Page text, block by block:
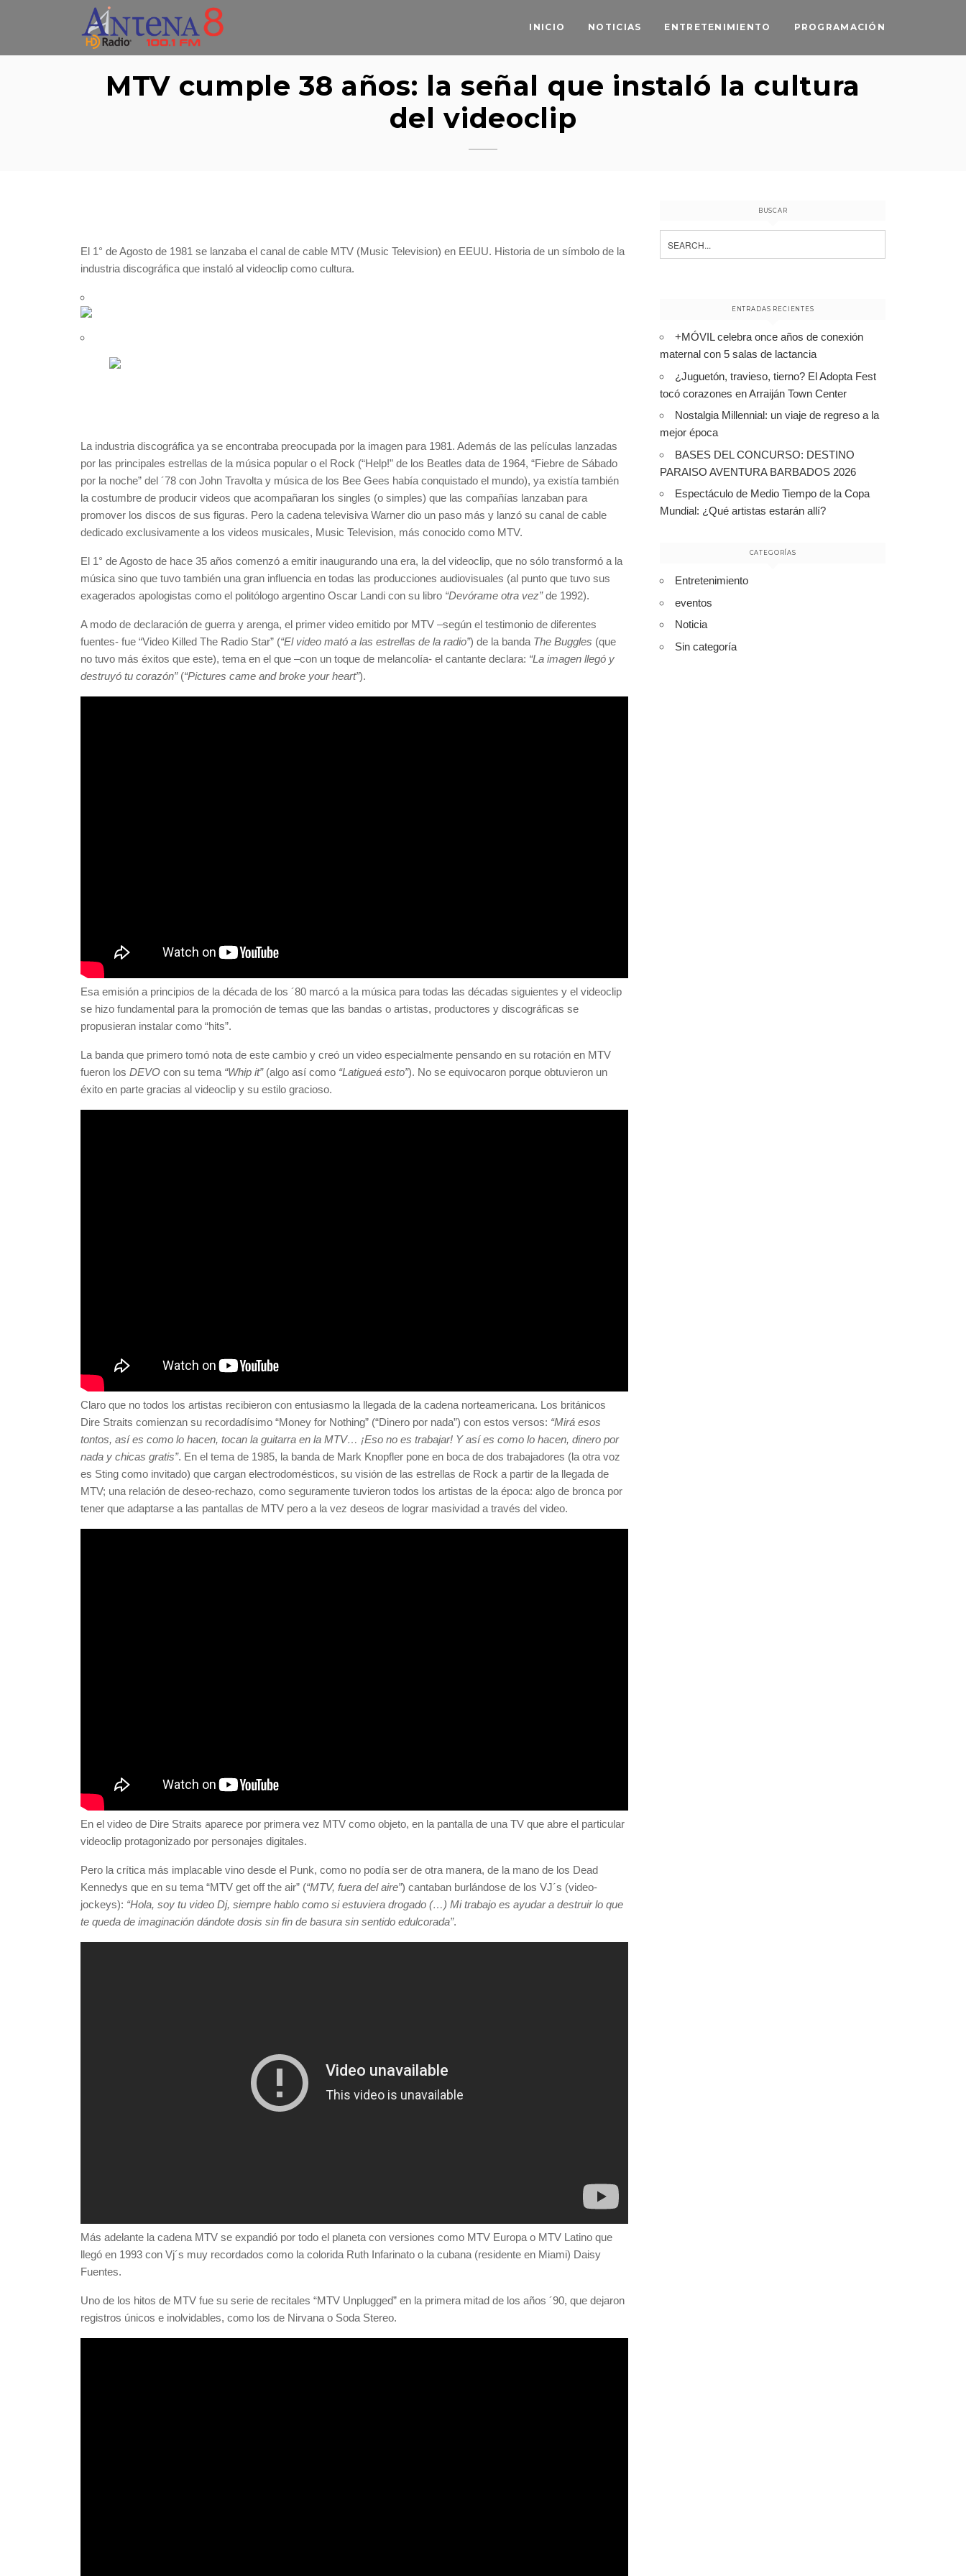
INICIO NOTICIAS ENTRETENIMIENTO PROGRAMACIÓN
MTV cumple 38 años: la señal que instaló la cultura
del videoclip
El 1° de Agosto de 1981 se lanzaba el canal de cable MTV (Music Television) en EEUU. Historia de un símbolo de la
industria discográfica que instaló al videoclip como cultura.
La industria discográfica ya se encontraba preocupada por la imagen para 1981. Además de las películas lanzadas
por las principales estrellas de la música popular o el Rock (“Help!” de los Beatles data de 1964, “Fiebre de Sábado
por la noche” del ´78 con John Travolta y música de los Bee Gees había conquistado el mundo), ya existía también
la costumbre de producir videos que acompañaran los singles (o simples) que las compañías lanzaban para
promover los discos de sus figuras. Pero la cadena televisiva Warner dio un paso más y lanzó su canal de cable
dedicado exclusivamente a los videos musicales, Music Television, más conocido como MTV.
El 1° de Agosto de hace 35 años comenzó a emitir inaugurando una era, la del videoclip, que no sólo transformó a la
música sino que tuvo también una gran influencia en todas las producciones audiovisuales (al punto que tuvo sus
exagerados apologistas como el politólogo argentino Oscar Landi con su libro “Devórame otra vez”de 1992).
A modo de declaración de guerra y arenga, el primer video emitido por MTV –según el testimonio de diferentes
fuentes- fue “Video Killed The Radio Star” (“El video mató a las estrellas de la radio”) de la banda The Buggles (que
no tuvo más éxitos que este), tema en el que –con un toque de melancolía- el cantante declara: “La imagen llegó y
destruyó tu corazón”(“Pictures came and broke your heart”).
Esa emisión a principios de la década de los ´80 marcó a la música para todas las décadas siguientes y el videoclip
se hizo fundamental para la promoción de temas que las bandas o artistas, productores y discográficas se
propusieran instalar como “hits”.
La banda que primero tomó nota de este cambio y creó un video especialmente pensando en su rotación en MTV
fueron los DEVO con su tema “Whip it”(algo así como “Latigueá esto”). No se equivocaron porque obtuvieron un
éxito en parte gracias al videoclip y su estilo gracioso.
Claro que no todos los artistas recibieron con entusiasmo la llegada de la cadena norteamericana. Los británicos
Dire Straits comienzan su recordadísimo “Money for Nothing” (“Dinero por nada”) con estos versos: “Mirá esos
tontos, así es como lo hacen, tocan la guitarra en la MTV… ¡Eso no es trabajar! Y así es como lo hacen, dinero por
nada y chicas gratis”. En el tema de 1985, la banda de Mark Knopfler pone en boca de dos trabajadores (la otra voz
es Sting como invitado) que cargan electrodomésticos, su visión de las estrellas de Rock a partir de la llegada de
MTV; una relación de deseo-rechazo, como seguramente tuvieron todos los artistas de la época: algo de bronca por
tener que adaptarse a las pantallas de MTV pero a la vez deseos de lograr masividad a través del video.
En el video de Dire Straits aparece por primera vez MTV como objeto, en la pantalla de una TV que abre el particular
videoclip protagonizado por personajes digitales.
Pero la crítica más implacable vino desde el Punk, como no podía ser de otra manera, de la mano de los Dead
Kennedys que en su tema “MTV get off the air” (“MTV, fuera del aire”) cantaban burlándose de los VJ´s (video-
jockeys): “Hola, soy tu video Dj, siempre hablo como si estuviera drogado (…) Mi trabajo es ayudar a destruir lo que
te queda de imaginación dándote dosis sin fin de basura sin sentido edulcorada”.
Más adelante la cadena MTV se expandió por todo el planeta con versiones como MTV Europa o MTV Latino que
llegó en 1993 con Vj´s muy recordados como la colorida Ruth Infarinato o la cubana (residente en Miami) Daisy
Fuentes.
Uno de los hitos de MTV fue su serie de recitales “MTV Unplugged” en la primera mitad de los años ´90, que dejaron
registros únicos e inolvidables, como los de Nirvana o Soda Stereo.
BUSCAR
ENTRADAS RECIENTES
+MÓVIL celebra once años de conexión
maternal con 5 salas de lactancia
¿Juguetón, travieso, tierno? El Adopta Fest
tocó corazones en Arraiján Town Center
Nostalgia Millennial: un viaje de regreso a la
mejor época
BASES DEL CONCURSO: DESTINO
PARAISO AVENTURA BARBADOS 2026
Espectáculo de Medio Tiempo de la Copa
Mundial: ¿Qué artistas estarán allí?
CATEGORÍAS
Entretenimiento
eventos
Noticia
Sin categoría